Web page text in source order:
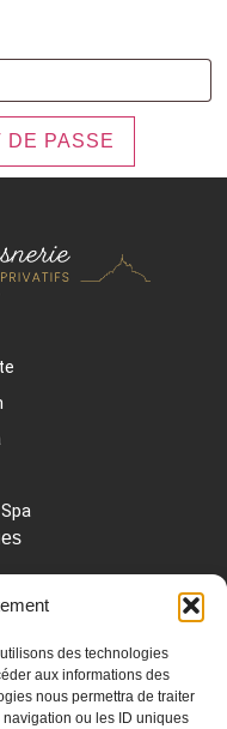
des technologies
aux informations des
nous permettra de traiter
ou les ID uniques
DE PASSE
de vente
(UE)